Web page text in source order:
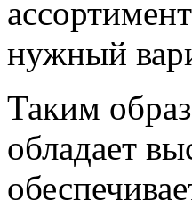
нужный
Таким
обладает